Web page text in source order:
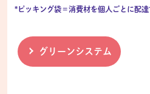
*ピッキング袋＝消費材を個人ごとに配達
グリーンシステム